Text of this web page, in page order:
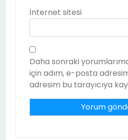
İnternet sitesi
Daha sonraki
için adım, e-posta
adresim bu tarayıcıya